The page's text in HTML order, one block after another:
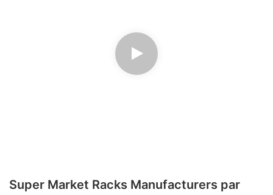
Super Market Racks Manufacturers par